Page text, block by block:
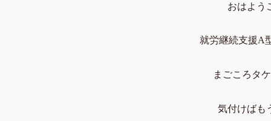
おはよう
就労継続支援A
まごころタ
気付けばも